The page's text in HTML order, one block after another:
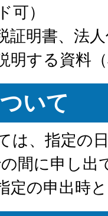
可）
証明書、法
明する資料
いて
は、指定の
間に申し出
定の申出時